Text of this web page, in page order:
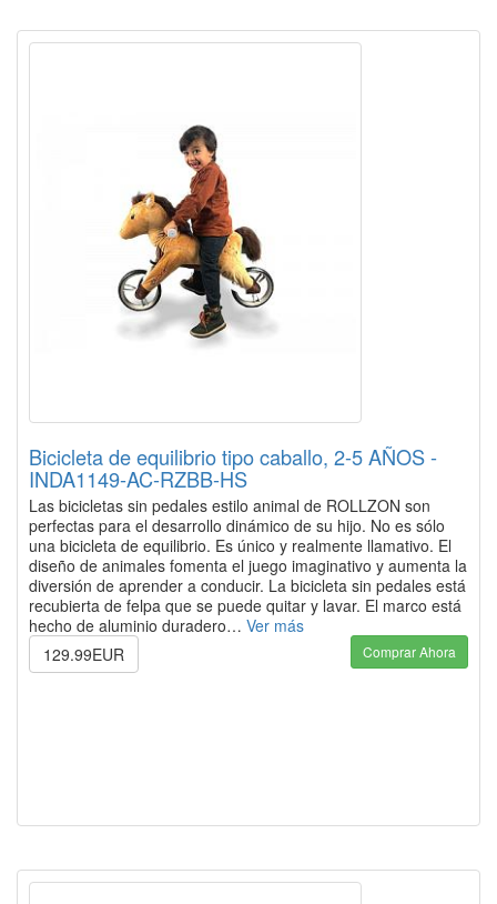
Bicicleta de equilibrio tipo caballo, 2-5 AÑOS -
INDA1149-AC-RZBB-HS
Las bicicletas sin pedales estilo animal de ROLLZON son
perfectas para el desarrollo dinámico de su hijo. No es sólo
una bicicleta de equilibrio. Es único y realmente llamativo. El
diseño de animales fomenta el juego imaginativo y aumenta la
diversión de aprender a conducir. La bicicleta sin pedales está
recubierta de felpa que se puede quitar y lavar. El marco está
hecho de aluminio duradero… Ver más
129.99EUR
Comprar Ahora